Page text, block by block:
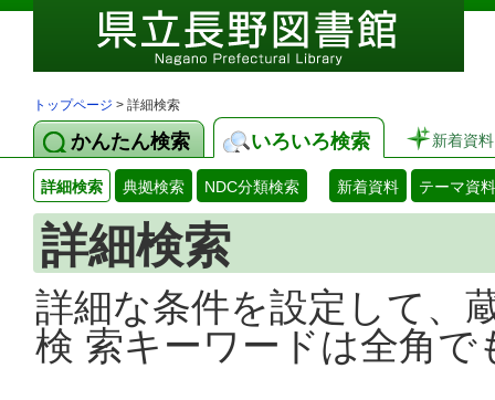
トップページ > 詳細検索
かんたん検索 いろいろ検索 新着資料
詳細検索 典拠検索 NDC分類検索 新着資料 テーマ資料
詳細検索
詳細な条件を設定して、
検 索キーワードは全角